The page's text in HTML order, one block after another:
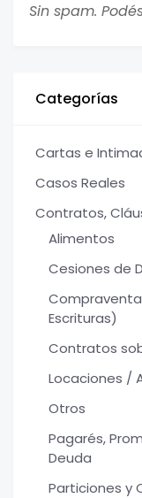
Sin spam.
Categorías
Cartas e
Casos Reales
Contratos,
Alimentos
Cesiones de
Escrituras)
Contratos
Locaciones /
Otros
Pagarés,
Deuda
Particiones y